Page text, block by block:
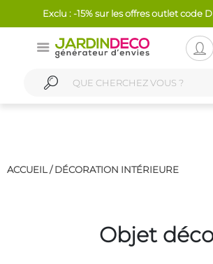
Exclu : -15% sur les offres outlet code
ACCUEIL / DÉCORATION INTÉRIEURE
Objet